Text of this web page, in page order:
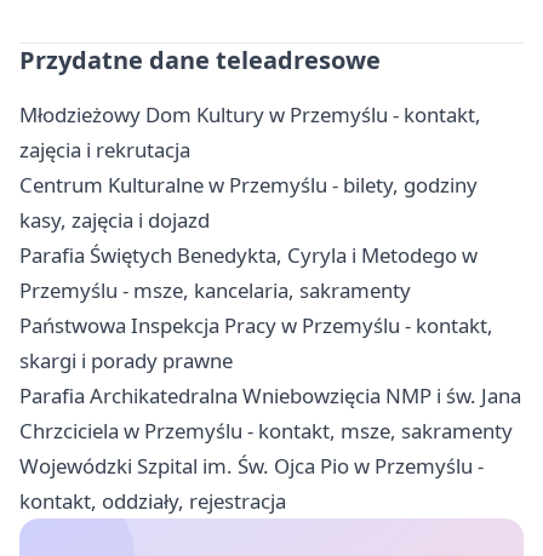
Przydatne dane teleadresowe
Młodzieżowy Dom Kultury w Przemyślu - kontakt,
zajęcia i rekrutacja
Centrum Kulturalne w Przemyślu - bilety, godziny
kasy, zajęcia i dojazd
Parafia Świętych Benedykta, Cyryla i Metodego w
Przemyślu - msze, kancelaria, sakramenty
Państwowa Inspekcja Pracy w Przemyślu - kontakt,
skargi i porady prawne
Parafia Archikatedralna Wniebowzięcia NMP i św. Jana
Chrzciciela w Przemyślu - kontakt, msze, sakramenty
Wojewódzki Szpital im. Św. Ojca Pio w Przemyślu -
kontakt, oddziały, rejestracja